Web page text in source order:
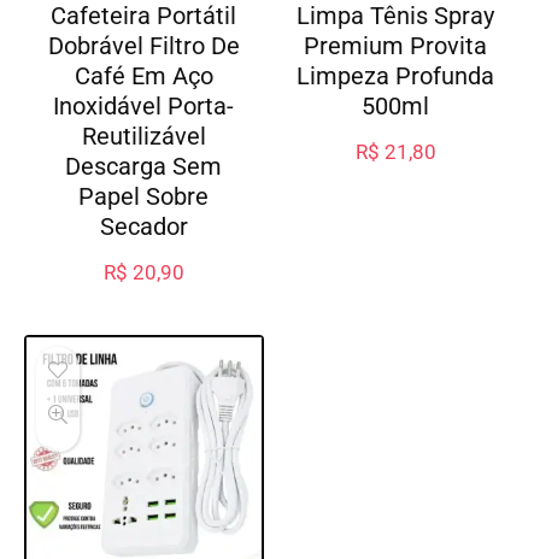
Cafeteira Portátil
Dobrável Filtro De
Café Em Aço
Inoxidável Porta-
Reutilizável
Descarga Sem
Papel Sobre
Secador
R$ 20,90
Limpa Tênis Spray
Premium Provita
Limpeza Profunda
500ml
R$ 21,80